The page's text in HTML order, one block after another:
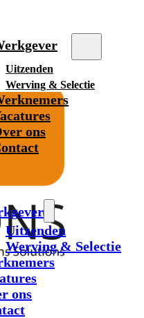
Uitzenden
Werving & Selectie
ons
Uitzenden
Werving & Selectie
ons